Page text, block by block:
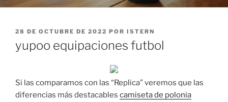
PUBLICADO
28 DE OCTUBRE DE 2022 POR ISTERN
yupoo equipaciones futbol
Si las comparamos con las “Replica” veremos que las
diferencias más destacables camiseta de polonia